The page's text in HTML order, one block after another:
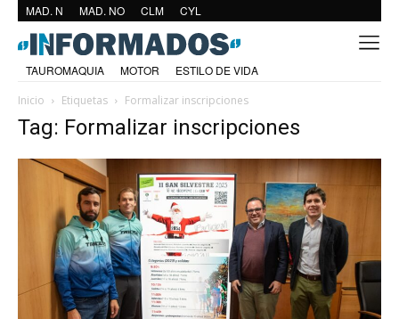
MAD. N MAD. NO CLM CYL
TAUROMAQUIA MOTOR
ESTILO DE VIDA
Inicio
Etiquetas Formalizar inscripciones
Tag: Formalizar inscripciones